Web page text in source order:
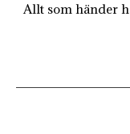
Allt som händer